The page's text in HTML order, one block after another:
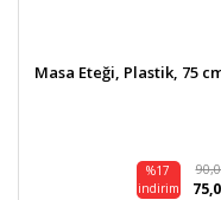
Masa Eteği, Plastik, 75
%17
indirim